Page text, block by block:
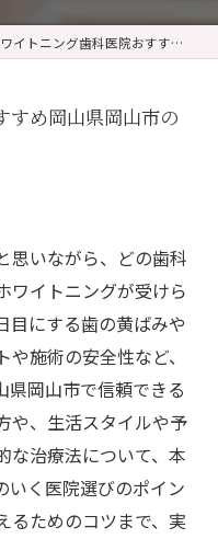
トニング歯科医院おすすめ岡山県岡山市の選び方と効果的な治療法
すめ岡山県岡山市の
思いながら、どの歯科
ワイトニングが受けら
目にする歯の黄ばみや
施術の安全性など、
県岡山市で信頼できる
や、生活スタイルや予
な治療法について、本
いく医院選びのポイン
るためのコツまで、実